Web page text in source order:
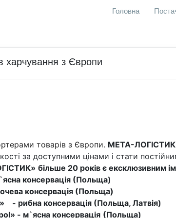
Головна
харчування з Європи
товарів з Європи. МЕТА-ЛОГІСТИК
за доступними цінами і стати
більше 20 років є ексклюзивним
консервація (Польща)
консервація (Польща)
консервація (Польща, Латвія)
- м`ясна консервація (Польща)